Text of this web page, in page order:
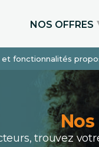
fonctionnalités
NOS OFFRES
Coaching
Coaching
Coaching
Nos
trouvez